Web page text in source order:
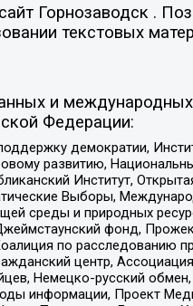
Горнозаводск .
текстовых
и
Федерации:
демократии,
развитию,
Институт,
Выборы,
среды и природных
фонд,
по расследованию
центр,
Немецко-русский
информации, Проект